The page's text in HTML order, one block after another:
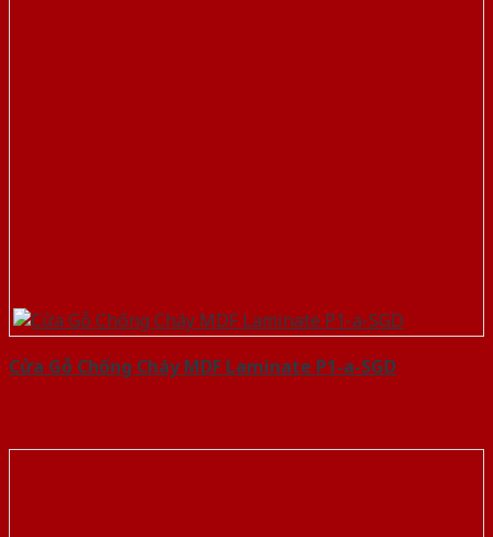
Cửa Gỗ Chống Cháy MDF Laminate P1-a-SGD